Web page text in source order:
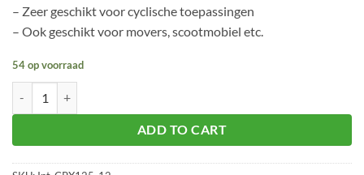
– Zeer geschikt voor cyclische toepassingen
– Ook geschikt voor movers, scootmobiel etc.
54 op voorraad
ADD TO CART